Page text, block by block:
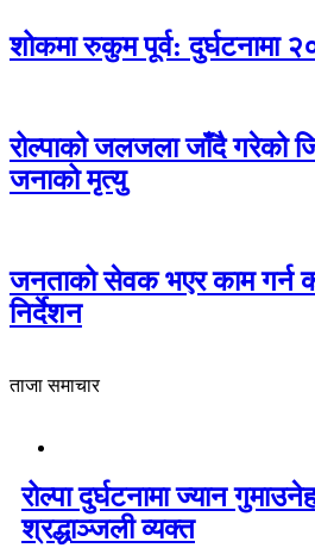
शोकमा रुकुम पूर्व: दुर्घटनामा
रोल्पाको जलजला जाँदै गरेको
जनाको मृत्यु
जनताको सेवक भएर काम गर्न
निर्देशन
ताजा समाचार
रोल्पा दुर्घटनामा ज्यान
श्रद्धाञ्जली व्यक्त